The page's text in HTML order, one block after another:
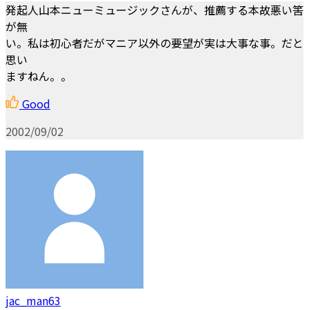
発起人山本ニューミュージックさんが、推薦する本故悪い筈
が無
い。私は初心者だがマニア以外の要望が実は大事な事。だと
思い
ますねん。。
Good
2002/09/02
jac_man63